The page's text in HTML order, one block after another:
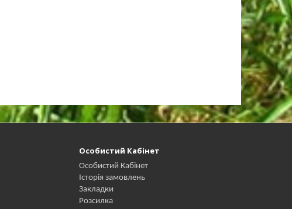
Особистий Кабінет
Особистий Кабінет
Історія замовлень
Закладки
Розсилка